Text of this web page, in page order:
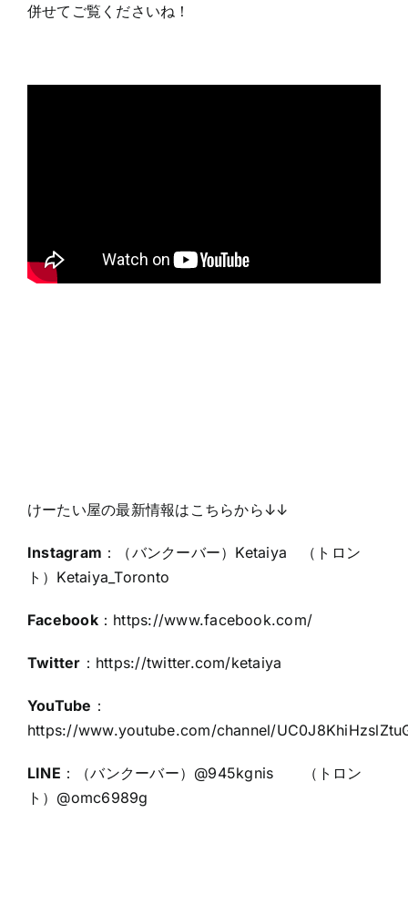
併せてご覧くださいね！
けーたい屋の最新情報はこちらから↓↓
Instagram ：（バンクーバー）Ketaiya （トロン
ト）Ketaiya_Toronto
Facebook： https://www.facebook.com/
Twitter ： https://twitter.com/ketaiya
YouTube ：
https://www.youtube.com/channel/
LINE ：（バンクーバー）@945kgnis （トロン
ト）@omc6989g